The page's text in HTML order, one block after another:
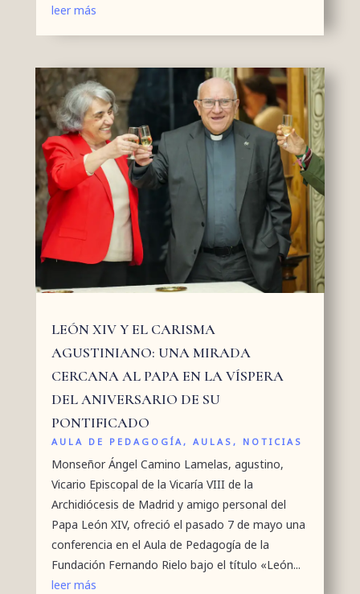
leer más
LEÓN XIV Y EL CARISMA
AGUSTINIANO: UNA MIRADA
CERCANA AL PAPA EN LA VÍSPERA
DEL ANIVERSARIO DE SU
PONTIFICADO
AULA DE PEDAGOGÍA, AULAS, NOTICIAS
Monseñor Ángel Camino Lamelas, agustino,
Vicario Episcopal de la Vicaría VIII de la
Archidiócesis de Madrid y amigo personal del
Papa León XIV, ofreció el pasado 7 de mayo una
conferencia en el Aula de Pedagogía de la
Fundación Fernando Rielo bajo el título «León...
leer más